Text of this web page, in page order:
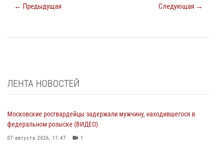
← Предыдущая Следующая →
ЛЕНТА НОВОСТЕЙ
Московские росгвардейцы задержали мужчину, находившегося в
федеральном розыске (ВИДЕО)
07 августа 2026, 11:47 1